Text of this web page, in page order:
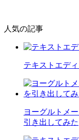
人気の記事
テキストエデ
ヨーグルトメ
引き出してみた